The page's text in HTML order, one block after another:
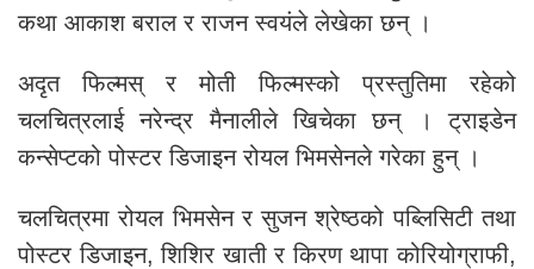
कथा आकाश बराल र राजन स्वयंले लेखेका छन् ।
अदृत फिल्मस् र मोती फिल्मस्को प्रस्तुतिमा रहेको
चलचित्रलाई नरेन्द्र मैनालीले खिचेका छन् । ट्राइडेन
कन्सेप्टको पोस्टर डिजाइन रोयल भिमसेनले गरेका हुन् ।
चलचित्रमा रोयल भिमसेन र सुजन श्रेष्ठको पब्लिसिटी तथा
पोस्टर डिजाइन, शिशिर खाती र किरण थापा कोरियोग्राफी,